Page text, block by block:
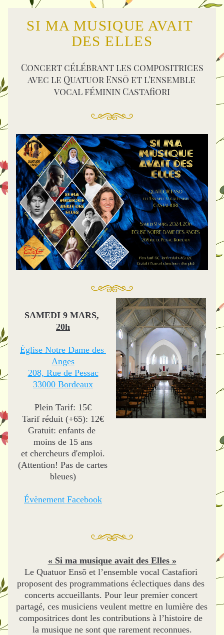
SI MA MUSIQUE AVAIT
DES ELLES
Concert célébrant les compositrices
avec le Quatuor Ensō et l'ensemble
vocal féminin Castafiori
SAMEDI 9 MARS,
20h
Église Notre Dame des
Anges
208, Rue de Pessac
33000 Bordeaux
Plein Tarif: 15€
Tarif réduit (+65): 12€
Gratuit: enfants de
moins de 15 ans
et chercheurs d'emploi.
(Attention! Pas de cartes
bleues)
Évènement Facebook
« Si ma musique avait des Elles »
Le Quatuor Ensō et l’ensemble vocal Castafiori
proposent des programmations éclectiques dans des
concerts accueillants. Pour leur premier concert
partagé, ces musiciens veulent mettre en lumière des
compositrices dont les contributions à l’histoire de
la musique ne sont que rarement reconnues.